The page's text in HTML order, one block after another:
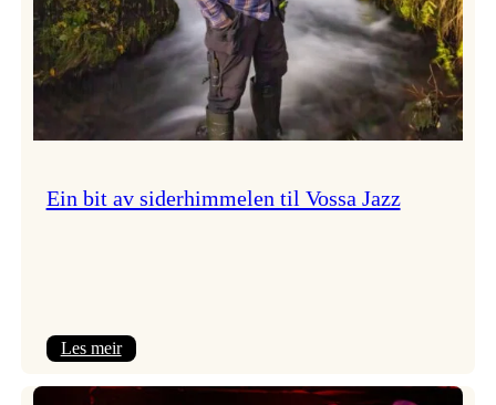
Ein bit av siderhimmelen til Vossa Jazz
Les meir: